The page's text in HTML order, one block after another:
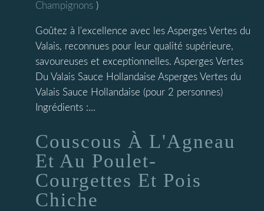
Champignons )
Goûtez à l'excellence avec les Asperges Vertes du
Valais, reconnues pour leur qualité supérieure,
savoureuses et exceptionnelles. Asperges Vertes
Du Valais Sauce Hollandaise Asperges Vertes du
Valais Sauce Hollandaise (pour 2 personnes)
Ingrédients :...
Couscous À L'Agneau
Et Au Poulet-
Courgettes Et Pois
Chiche